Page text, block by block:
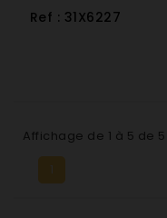
Ref : 31X6227
Affichage de 1 à 5 de
1